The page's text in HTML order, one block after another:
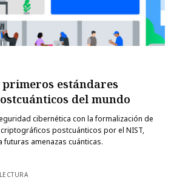
estándares
del mundo
cibernética con la formalización de
postcuánticos por el NIST,
amenazas cuánticas.